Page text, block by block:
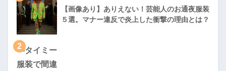
【画像あり】ありえない！芸能人のお通夜服装
５選。マナー違反で炎上した衝撃の理由とは？
2